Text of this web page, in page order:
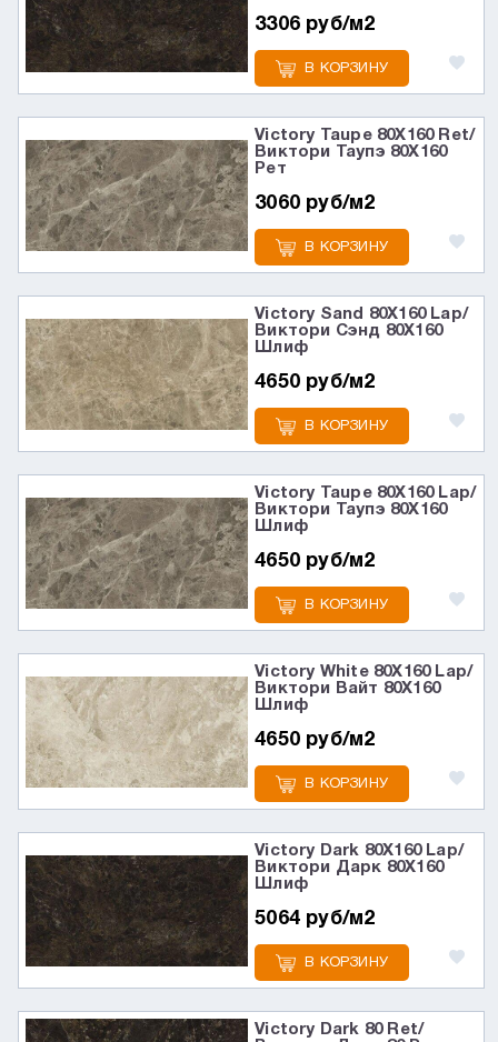
3306 руб/м2
В КОРЗИНУ
Victory Taupe 80X160 Ret/
Виктори Таупэ 80X160
Рет
3060 руб/м2
В КОРЗИНУ
Victory Sand 80X160 Lap/
Виктори Сэнд 80X160
Шлиф
4650 руб/м2
В КОРЗИНУ
Victory Taupe 80X160 Lap/
Виктори Таупэ 80X160
Шлиф
4650 руб/м2
В КОРЗИНУ
Victory White 80X160 Lap/
Виктори Вайт 80X160
Шлиф
4650 руб/м2
В КОРЗИНУ
Victory Dark 80X160 Lap/
Виктори Дарк 80X160
Шлиф
5064 руб/м2
В КОРЗИНУ
Victory Dark 80 Ret/